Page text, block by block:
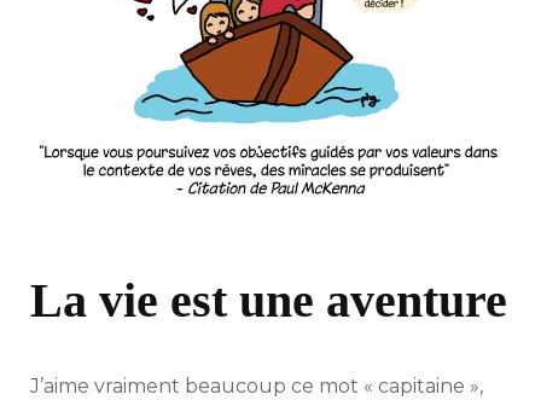
La vie est une aventure
J’aime vraiment beaucoup ce mot « capitaine »,